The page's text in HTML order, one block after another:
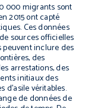
000 migrants sont
2015 ont capté
Ces données
sources officielles
peuvent inclure des
des
arrestations, des
initiaux des
d’asile véritables.
de données de